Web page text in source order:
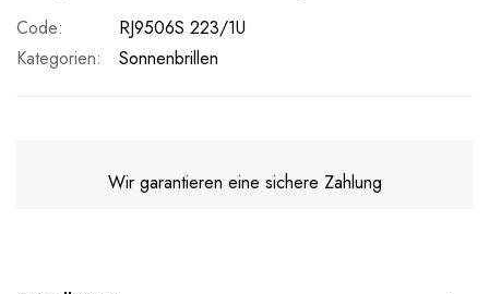
Code
RJ9506S 223/1U
Kategorien:
Sonnenbrillen
Wir garantieren eine sichere Zahlung